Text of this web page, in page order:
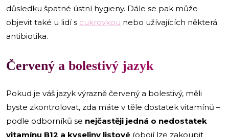
důsledku špatné ústní hygieny. Dále se pak může
objevit také u lidí s cukrovkou nebo užívajících některá
antibiotika.
Červený a bolestivý jazyk
Pokud je váš jazyk výrazně červený a bolestivý, měli
byste zkontrolovat, zda máte v těle dostatek vitamínů –
podle odborníků se nejčastěji jedná o nedostatek
vitamínu B12 a kyseliny listové (obojí lze zakoupit